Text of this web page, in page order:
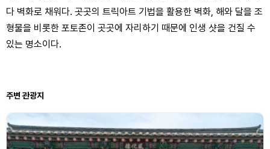
다 벽화로 채워다. 곳곳의 트릭아트 기법을 활용한 벽화, 해와 달을 조
형물을 비롯한 포토존이 곳곳에 자리하기 때문에 인생 샷을 건질 수
있는 명소이다.
주변 관광지